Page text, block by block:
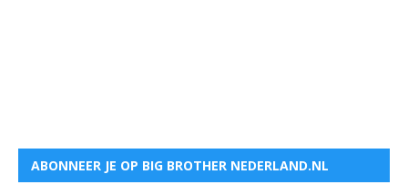
ABONNEER JE OP BIG BROTHER NEDERLAND.NL